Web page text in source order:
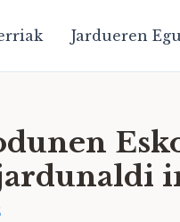
Jardueren